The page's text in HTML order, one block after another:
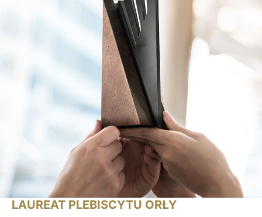
LAUREAT PLEBISCYTU ORŁY